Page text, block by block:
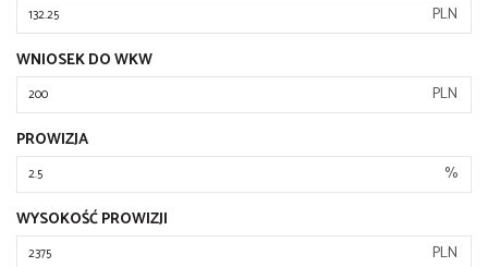
PLN
WNIOSEK DO WKW
PLN
PROWIZJA
%
WYSOKOŚĆ PROWIZJI
PLN